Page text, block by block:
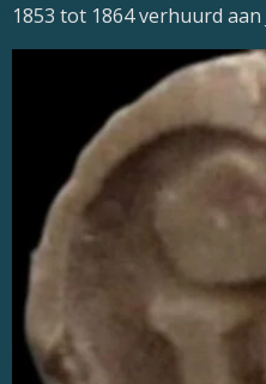
1853 tot 1864 verhuurd aan